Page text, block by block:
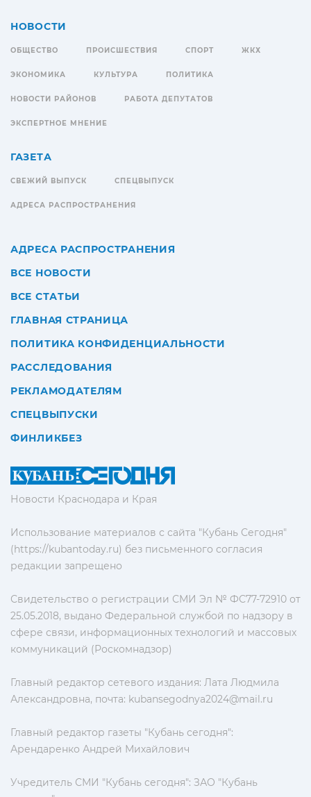
Новости Краснодара и Края
Использование материалов с сайта "Кубань Сегодня"
(https://kubantoday.ru) без письменного согласия
редакции запрещено
Свидетельство о регистрации СМИ Эл № ФС77-72910 от
25.05.2018, выдано Федеральной службой по надзору в
сфере связи, информационных технологий и массовых
коммуникаций (Роскомнадзор)
Главный редактор сетевого издания: Лата Людмила
Александровна, почта: kubansegodnya2024@mail.ru
Главный редактор газеты "Кубань сегодня":
Арендаренко Андрей Михайлович
Учредитель СМИ "Кубань сегодня": ЗАО "Кубань
НОВОСТИ
ОБЩЕСТВО ПРОИСШЕСТВИЯ СПОРТ ЖКХ
ЭКОНОМИКА КУЛЬТУРА ПОЛИТИКА
НОВОСТИ РАЙОНОВ РАБОТА ДЕПУТАТОВ
ЭКСПЕРТНОЕ МНЕНИЕ
ГАЗЕТА
СВЕЖИЙ ВЫПУСК СПЕЦВЫПУСК
АДРЕСА РАСПРОСТРАНЕНИЯ
АДРЕСА РАСПРОСТРАНЕНИЯ
ВСЕ НОВОСТИ
ВСЕ СТАТЬИ
ГЛАВНАЯ СТРАНИЦА
ПОЛИТИКА КОНФИДЕНЦИАЛЬНОСТИ
РАССЛЕДОВАНИЯ
РЕКЛАМОДАТЕЛЯМ
СПЕЦВЫПУСКИ
ФИНЛИКБЕЗ